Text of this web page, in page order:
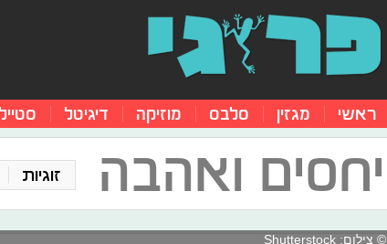
ראשי מגזין סלבס מוזיקה דיגיטל סטייל
יחסים ואהבה זוגיות
© צילום: Shutterstock